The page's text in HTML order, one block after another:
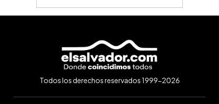
Todos los derechos reservados 1999-2026